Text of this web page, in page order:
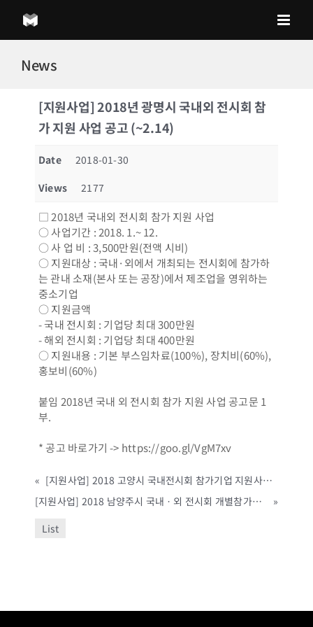
content
News
[지원사업] 2018년 광명시 국내외 전시회 참
가 지원 사업 공고 (~2.14)
Date
2018-01-30
Views
2177
□ 2018년 국내외 전시회 참가 지원 사업
○ 사업기간 : 2018. 1.~ 12.
○ 사 업 비 : 3,500만원(전액 시비)
○ 지원대상 : 국내·외에서 개최되는 전시회에 참가하
는 관내 소재(본사 또는 공장)에서 제조업을 영위하는
중소기업
○ 지원금액
- 국내 전시회 : 기업당 최대 300만원
- 해외 전시회 : 기업당 최대 400만원
○ 지원내용 : 기본 부스임차료(100%), 장치비(60%),
홍보비(60%)
붙임 2018년 국내 외 전시회 참가 지원 사업 공고문 1
부.
* 공고 바로가기 -> https://goo.gl/VgM7xv
«
[지원사업] 2018 고양시 국내전시회 참가기업 지원사업 보조사업자 모집공고 (~2.7)
[지원사업] 2018 남양주시 국내ㆍ외 전시회 개별참가기업 지원사업 모집 안내 (~2.2)
»
List